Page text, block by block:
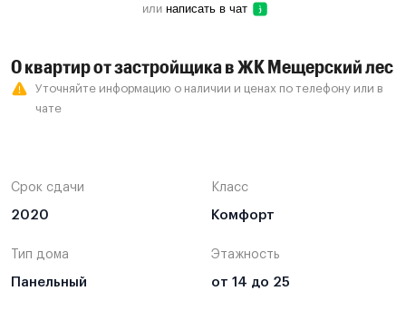
или написать в чат
0 квартир от застройщика в ЖК Мещерский лес
Уточняйте информацию о наличии и ценах по телефону или в
чате
Срок сдачи
2020
Класс
Комфорт
Тип дома
Панельный
Этажность
от 14 до 25